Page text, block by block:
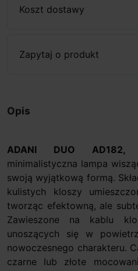
Koszt dostawy
Zapytaj o produkt
Opis
ADANI DUO AD182,
minimalistyczna lampa
swoją wyjątkową formą.
kulistych kloszy
tworząc efektowną, ale
Zawieszone na kablu
unoszących się w
nowoczesnego charakteru.
czarne lub złote